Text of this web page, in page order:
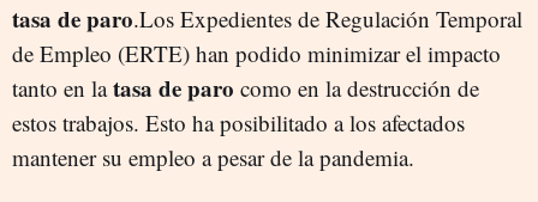
tasa de paro.Los Expedientes de Regulación Temporal
de Empleo (ERTE) han podido minimizar el impacto
tanto en latasa de paro como en la destrucción de
estos trabajos. Esto ha posibilitado a los afectados
mantener su empleo a pesar de la pandemia.